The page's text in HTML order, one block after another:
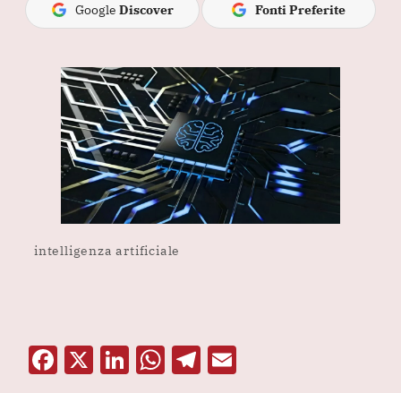
Google Discover Fonti Preferite
intelligenza artificiale
F X Li W T